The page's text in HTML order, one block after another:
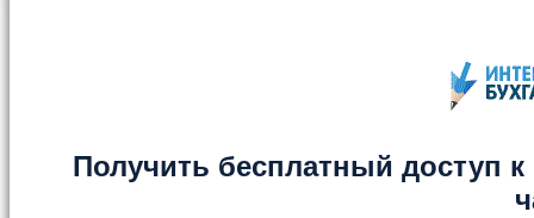
Получить бесплатный доступ к